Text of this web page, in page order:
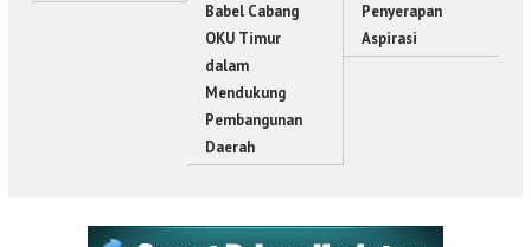
Babel Cabang
OKU Timur
dalam
Mendukung
Pembangunan
Daerah
Penyerapan
Aspirasi